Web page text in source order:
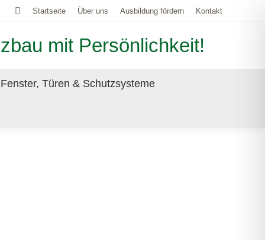
Search:Startseite Über uns Ausbildung fördern Kontakt
mit Persönlichkeit!
Fenster, Türen & Schutzsysteme